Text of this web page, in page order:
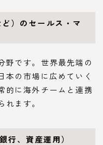
）のセールス・マ
野です。世界最先端の
本の市場に広めていく
的に海外チームと連携
ます。
、資産運用）